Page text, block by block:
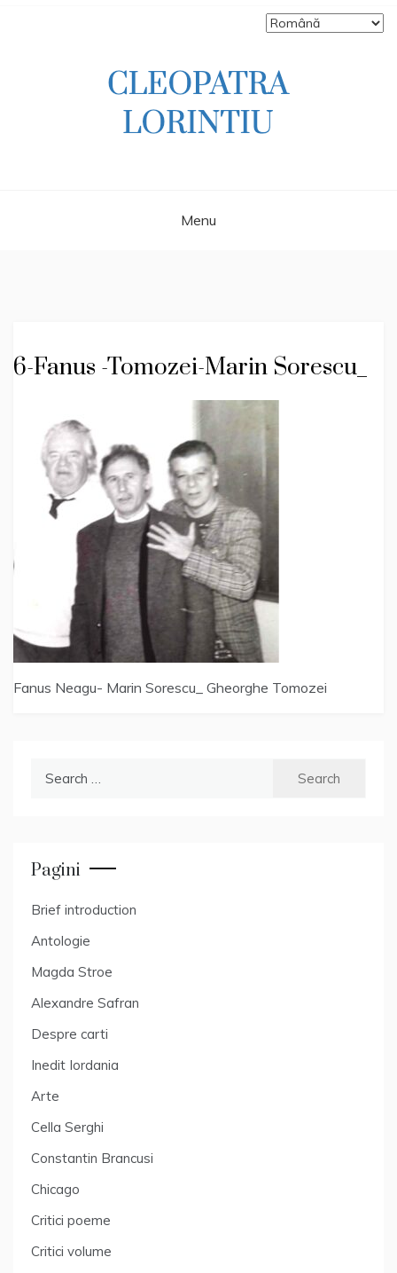
Menu
6-Fanus -Tomozei-Marin Sorescu_
Fanus Neagu- Marin Sorescu_ Gheorghe Tomozei
Pagini
Brief introduction
Antologie
Magda Stroe
Alexandre Safran
Despre carti
Inedit Iordania
Arte
Cella Serghi
Constantin Brancusi
Chicago
Critici poeme
Critici volume